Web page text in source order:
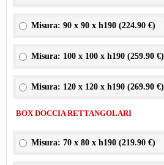
Misura: 90 x 90 x h190 (224.90 €)
Misura: 100 x 100 x h190 (259.90 €)
Misura: 120 x 120 x h190 (269.90 €)
BOX DOCCIA RETTANGOLARI
Misura: 70 x 80 x h190 (219.90 €)